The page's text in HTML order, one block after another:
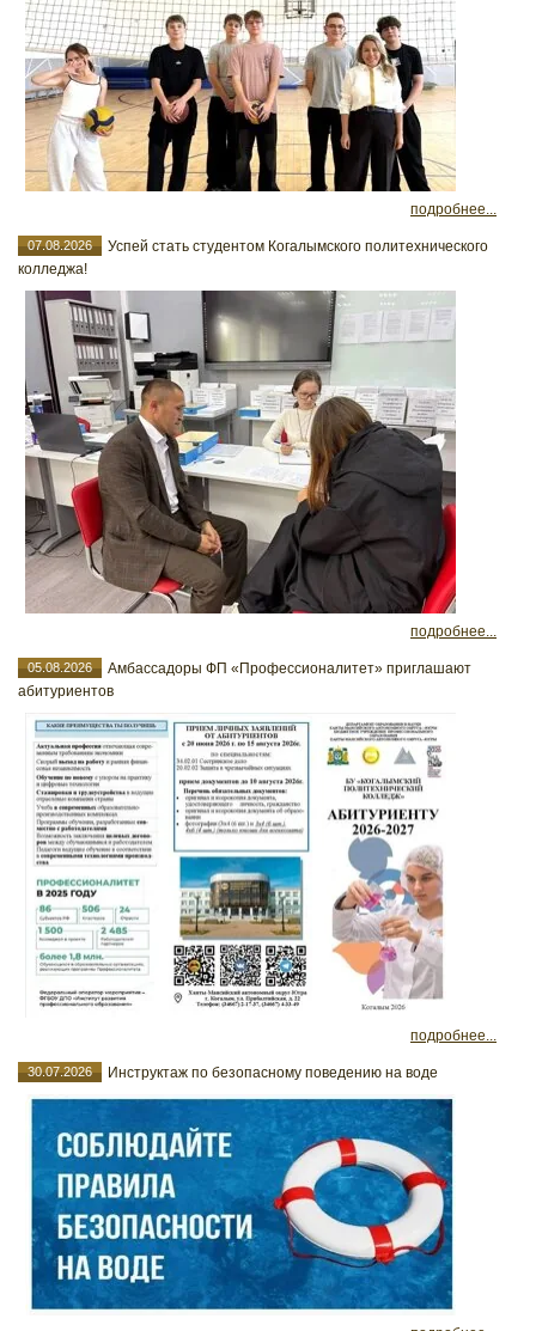
подробнее...
07.08.2026
Успей стать студентом Когалымского политехнического
колледжа!
подробнее...
05.08.2026
Амбассадоры ФП «Профессионалитет» приглашают
абитуриентов
подробнее...
30.07.2026 Инструктаж по безопасному поведению на воде